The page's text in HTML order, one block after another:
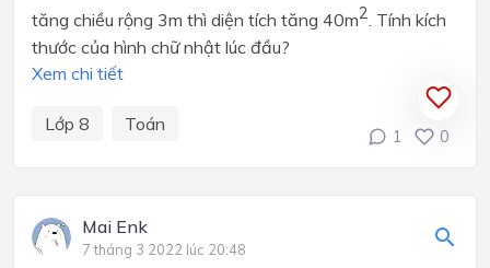
tăng chiều rộng 3m thì diện tích tăng 40m2 . Tính kích
thước của hình chữ nhật lúc đầu?
Xem chi tiết
Lớp 8 Toán
1 0
Mai Enk
7 tháng 3 2022 lúc 20:48